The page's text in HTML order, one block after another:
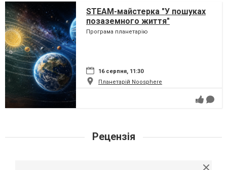
STEAM-майстерка "У пошуках
позаземного життя"
Програма планетарію
16 серпня, 11:30
Планетарій Noosphere
Рецензія